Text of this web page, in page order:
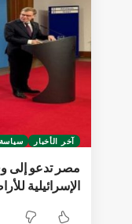
آخر الأخبار سياسة
مصر تدعو إلى
الإسرائيلية